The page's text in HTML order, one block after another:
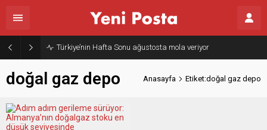
Türkiye’nin Hafta Sonu ağustosta mola veriyor
doğal gaz depo Anasayfa Etiket:doğal gaz depo